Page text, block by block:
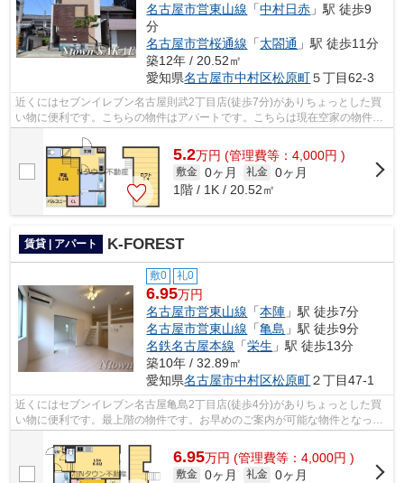
名古屋市営東山線 「中村日赤 」駅 徒歩9
分
名古屋市営桜通線 「太閤通 」駅 徒歩11分
築12年 / 20.52㎡
愛知県名古屋市中村区松原町５丁目62-3
近くにはセブンイレブン名古屋則武2丁目店(徒歩7分)がありちょっとした買
い物に便利です。こちらの物件はアパートです。こちらは現在空家の物件で
5.2万円 (管理費等：4,000円 )
敷金 0ヶ月 礼金 0ヶ月
1階 / 1K / 20.52㎡
賃貸 | アパート K-FOREST
敷0 礼0
6.95万円
名古屋市営東山線 「本陣 」駅 徒歩7分
名古屋市営東山線 「亀島 」駅 徒歩9分
名鉄名古屋本線 「栄生 」駅 徒歩13分
築10年 / 32.89㎡
愛知県名古屋市中村区松原町２丁目47-1
近くにはセブンイレブン名古屋亀島2丁目店(徒歩4分)がありちょっとした買
い物に便利です。最上階の物件です。お早めのご案内が可能な物件となって
6.95万円 (管理費等：4,000円 )
敷金 0ヶ月 礼金 0ヶ月